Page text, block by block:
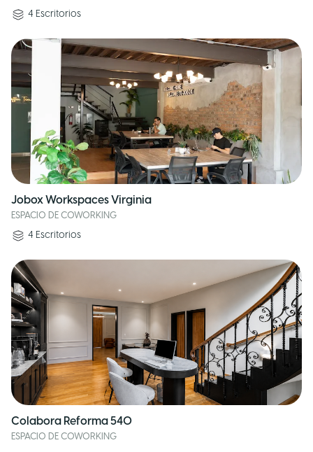
4 Escritorios
Jobox Workspaces Virginia
ESPACIO DE COWORKING
4 Escritorios
Colabora Reforma 540
ESPACIO DE COWORKING